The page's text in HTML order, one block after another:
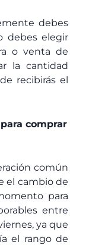
debes
debes elegir
o venta de
la cantidad
recibirás el
comprar
común
el cambio de
para
entre
ya que
el rango de